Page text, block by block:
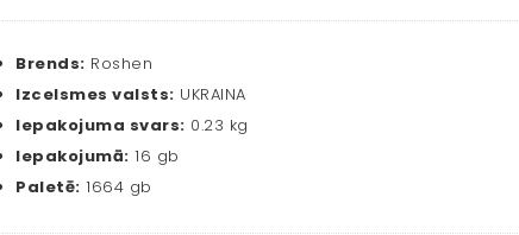
Brends: Roshen
Izcelsmes valsts: UKRAINA
Iepakojuma svars: 0.23 kg
Iepakojumā: 16 gb
Paletē: 1664 gb